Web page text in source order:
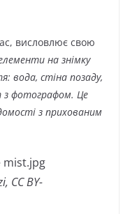
висловлює свою
на знімку
вода, стіна позаду,
фотографом. Це
з прихованим
CC BY-